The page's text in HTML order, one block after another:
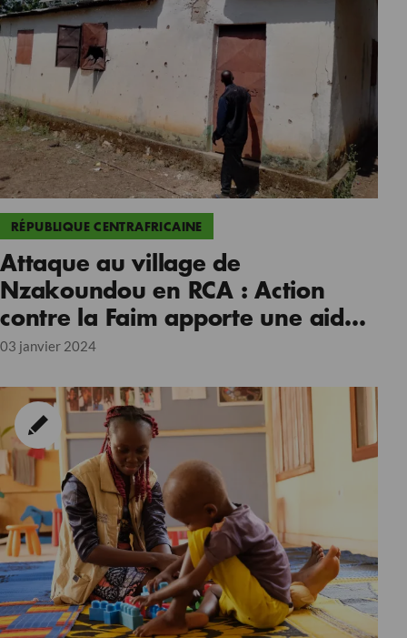
RÉPUBLIQUE CENTRAFRICAINE
Attaque au village de
Nzakoundou en RCA : Action
contre la Faim apporte une aide
aux personnes déplacées.
03 janvier 2024